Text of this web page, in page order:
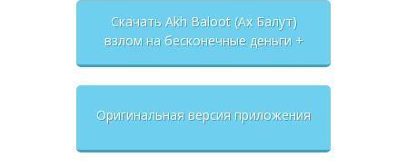
Скачать Akh Baloot (Ах Балут)
взлом на бесконечные деньги +
Оригинальная версия приложения